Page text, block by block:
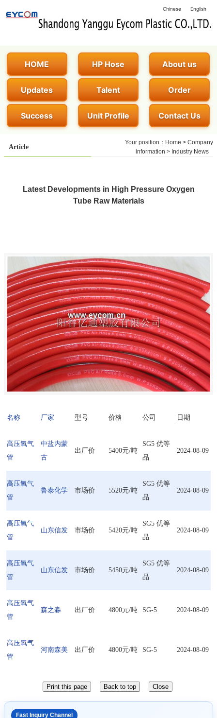
Chinese English
HOME HP Hose About us
Updates Talent Order
Success Unit Profile Contact Us
Article
Your position： Home > Company
information > Industry News
Latest Developments in High Pressure Oxygen
Tube Raw Materials
名称 厂家 型号 价格 公司 日期
高压氧气
管
中盐内蒙
古
出厂价 5400元/吨
SG5 优等
品
2024-08-09
高压氧气
管
鲁泰化学 市场价 5520元/吨
SG5 优等
品
2024-08-09
高压氧气
管
山东信发 市场价 5420元/吨
SG5 优等
品
2024-08-09
高压氧气
管
山东信发 市场价 5450元/吨
SG5 优等
品
2024-08-09
高压氧气
管
森之淼 出厂价 4800元/吨 SG-5 2024-08-09
高压氧气
管
河南森美 出厂价 4800元/吨 SG-5 2024-08-09
Fast Inquiry Channel